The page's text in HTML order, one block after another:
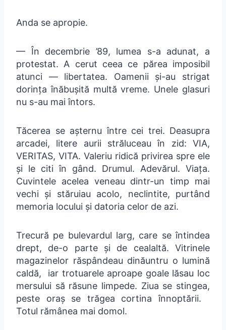
Anda se apropie.
— În decembrie ’89, lumea s-a adunat, a
protestat. A cerut ceea ce părea imposibil
atunci — libertatea. Oamenii și-au strigat
dorința înăbușită multă vreme. Unele glasuri
nu s-au mai întors.
Tăcerea se așternu între cei trei. Deasupra
arcadei, litere aurii străluceau în zid: VIA,
VERITAS, VITA. Valeriu ridică privirea spre ele
și le citi în gând. Drumul. Adevărul. Viața.
Cuvintele acelea veneau dintr-un timp mai
vechi și stăruiau acolo, neclintite, purtând
memoria locului și datoria celor de azi.
Trecură pe bulevardul larg, care se întindea
drept, de-o parte și de cealaltă. Vitrinele
magazinelor răspândeau dinăuntru o lumină
caldă, iar trotuarele aproape goale lăsau loc
mersului să răsune limpede. Ziua se stingea,
peste oraș se trăgea cortina înnoptării.
Totul rămânea mai domol.